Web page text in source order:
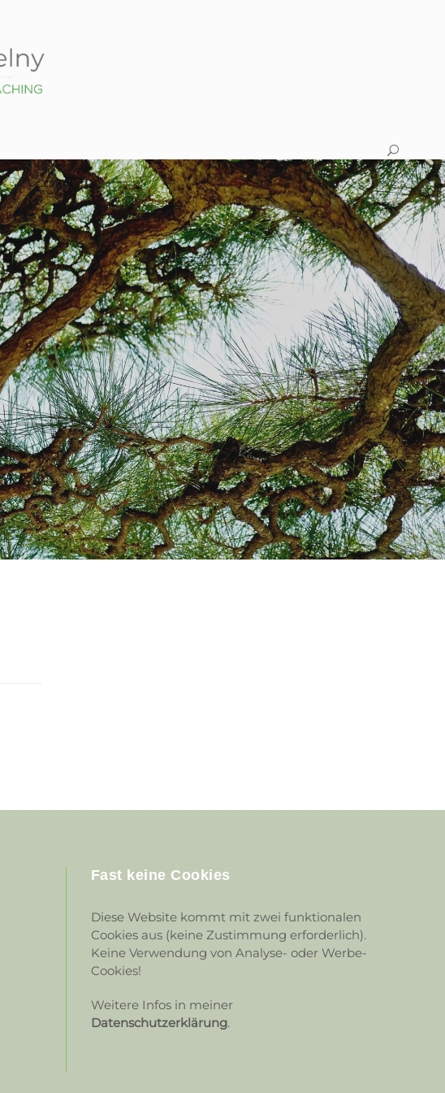
Fast keine Cookies
Diese Website kommt mit zwei funktionalen
Cookies aus (keine Zustimmung erforderlich).
Keine Verwendung von Analyse- oder Werbe-
Cookies!
Weitere Infos in meiner
Datenschutzerklärung.